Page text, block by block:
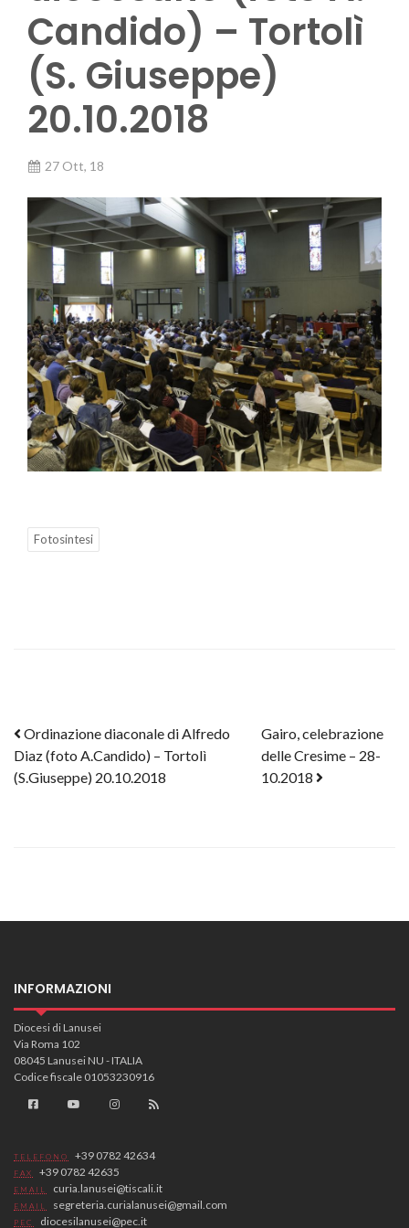
Candido) – Tortolì
(S. Giuseppe)
20.10.2018
27 Ott, 18
Fotosintesi
Post navigation
Ordinazione diaconale di Alfredo
Diaz (foto A.Candido) – Tortolì
(S.Giuseppe) 20.10.2018
Gairo, celebrazione
delle Cresime – 28-
10.2018
INFORMAZIONI
Diocesi di Lanusei
Via Roma 102
08045 Lanusei NU - ITALIA
Codice fiscale 01053230916
TELEFONO +39 0782 42634
FAX +39 0782 42635
EMAIL curia.lanusei@tiscali.it
EMAIL segreteria.curialanusei@gmail.com
PEC diocesilanusei@pec.it